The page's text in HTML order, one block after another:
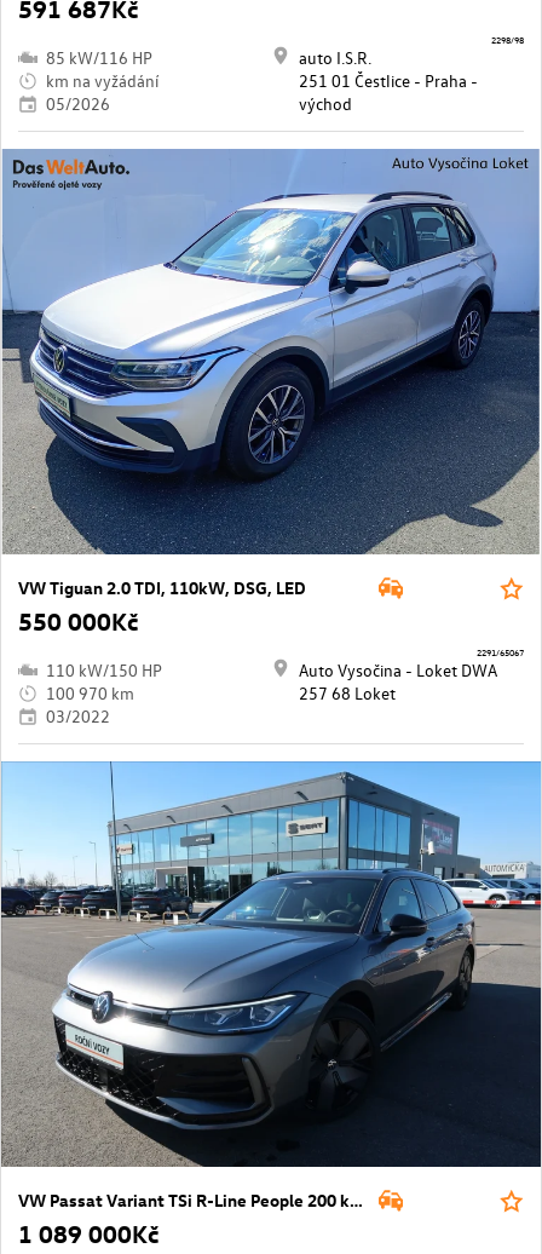
591 687Kč
85 kW/116 HP
km na vyžádání
05/2026
auto I.S.R.
251 01 Čestlice - Praha -
východ
2298/98
VW Tiguan 2.0 TDI, 110kW, DSG, LED
550 000Kč
110 kW/150 HP
100 970 km
03/2022
Auto Vysočina - Loket DWA
257 68 Loket
2291/65067
VW Passat Variant TSi R-Line People 200 kW eHybrid130 kW
1 089 000Kč